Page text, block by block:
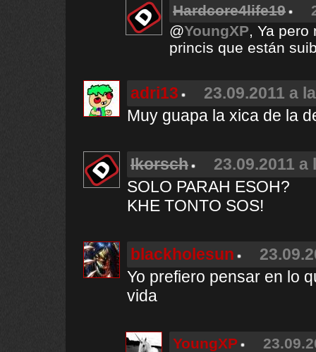
Hardcore4life19
@YoungXP, Ya pero
princis que están
adri13
23.09.2011 a
Muy guapa la xica de la
Ikorsch
23.09.2011 a
SOLO PARAH ESOH?
KHE TONTO SOS!
blackholesun
Yo prefiero pensar en lo
vida
YoungXP